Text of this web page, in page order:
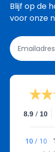
Blijf op de
voor onze
8.9 / 10
10 / 10